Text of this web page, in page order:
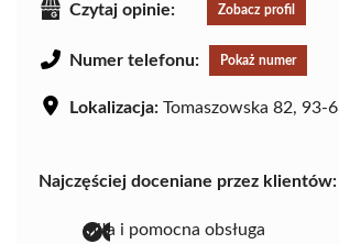
Czytaj opinie: Zobacz profil
Numer telefonu: Pokaż numer
Lokalizacja: Tomaszowska 82, 93-
Najczęściej doceniane przez klientów:
miła i pomocna obsługa